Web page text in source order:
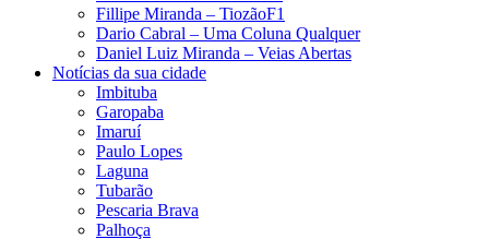
Fillipe Miranda – TiozãoF1
Dario Cabral – Uma Coluna Qualquer
Daniel Luiz Miranda – Veias Abertas
Notícias da sua cidade
Imbituba
Garopaba
Imaruí
Paulo Lopes
Laguna
Tubarão
Pescaria Brava
Palhoça